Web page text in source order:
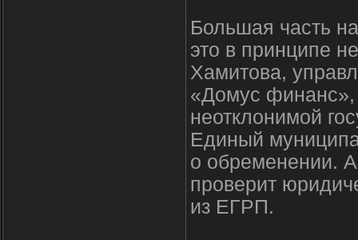
Большая часть
это в принципе
Хамитова,
«Домус
неотклонимой
Единый
о обременении.
проверит
из ЕГРП.